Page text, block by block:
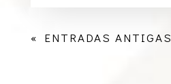
« ENTRADAS ANTIGAS